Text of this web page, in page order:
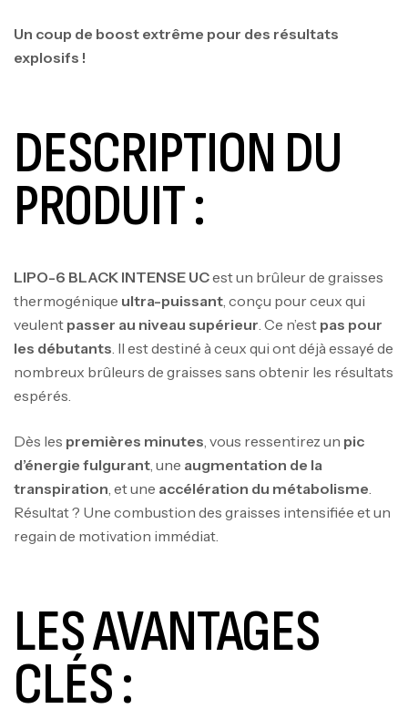
Un coup de boost extrême pour des résultats
explosifs !
DESCRIPTION DU
PRODUIT :
LIPO-6 BLACK INTENSE UCest un brûleur de graisses
thermogénique ultra-puissant , conçu pour ceux qui
veulent passer au niveau supérieur . Ce n’est pas pour
les débutants . Il est destiné à ceux qui ont déjà essayé de
nombreux brûleurs de graisses sans obtenir les résultats
espérés.
Dès les premières minutes , vous ressentirez un pic
d’énergie fulgurant , une augmentation de la
transpiration , et une accélération du métabolisme
Résultat ? Une combustion des graisses intensifiée et un
regain de motivation immédiat.
LES AVANTAGES
CLÉS :